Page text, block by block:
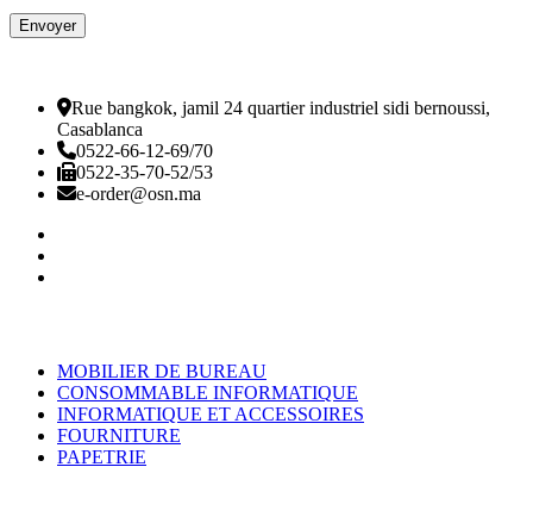
Rue bangkok, jamil 24 quartier industriel sidi bernoussi,
Casablanca
0522-66-12-69/70
0522-35-70-52/53
e-order@osn.ma
MOBILIER DE BUREAU
CONSOMMABLE INFORMATIQUE
INFORMATIQUE ET ACCESSOIRES
FOURNITURE
PAPETRIE